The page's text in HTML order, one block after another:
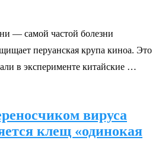
— самой частой болезни
перуанская крупа киноа. Это
в эксперименте китайские …
вируса
клещ «одинокая